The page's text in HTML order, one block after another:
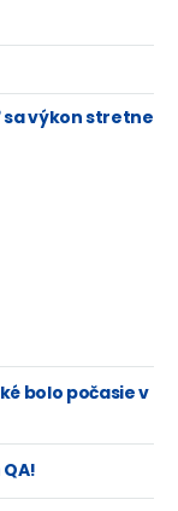
sa výkon stretne
bolo počasie v